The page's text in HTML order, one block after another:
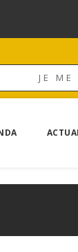
JE ME